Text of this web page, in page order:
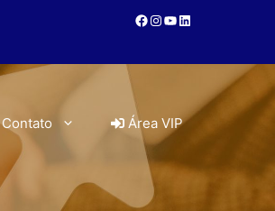
Contato Área VIP